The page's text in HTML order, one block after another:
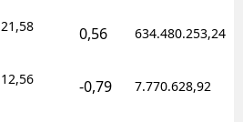
21,58 0,56 634.480.253,24
12,56 -0,79 7.770.628,92